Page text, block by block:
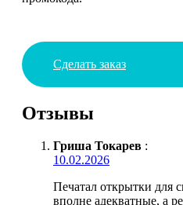
Сделать заказ
Отзывы
Гриша Токарев :
10.02.2026
Печатал открытки для
вполне адекватные, а